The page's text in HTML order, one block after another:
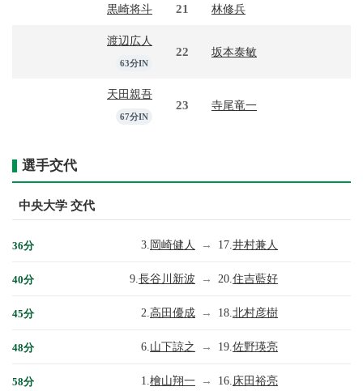
黒崎将斗 21 林修兵
渡辺広人
63分IN
22 坂本泰敏
天田親吾
67分IN
23 寺尾竜一
選手交代
中央大学 交代
36分 3. 岡崎健人 → 17. 井村兼人
40分 9. 長谷川新波 → 20. 住吉藍好
45分 2. 高田優成 → 18. 北村彦樹
48分 6. 山下諒之 → 19. 佐野瑛亮
58分 1. 檜山翔一 → 16. 床田裕亮